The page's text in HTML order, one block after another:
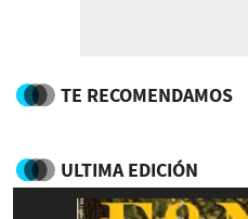
TE RECOMENDAMOS
ULTIMA EDICIÓN